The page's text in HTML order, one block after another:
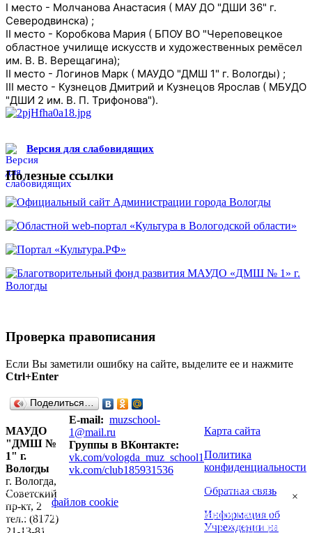
I место - Молчанова Анастасия ( МАУ ДО "ДШИ 36" г.
Северодвинска) ;
II место - Коробкова Мария ( БПОУ ВО "Череповецкое
областное училище искусств и художественных ремёсел
им. В. В. Верещагина);
II место - Логинов Марк ( МАУДО "ДМШ 1" г. Вологды) ;
III место - Кузнецов Дмитрий и Кузнецов Ярослав ( МБУДО
"ДШИ 2 им. В. П. Трифонова").
Версия для слабовидящих
Полезные ссылки
Проверка правописания
Если Вы заметили ошибку на сайте, выделите ее и нажмите
Ctrl+Enter
Поделиться…
МАУДО
"ДМШ №
1" г.
Вологды
г. Вологда,
Советский
пр-кт, 2
тел.: (8172)
E-mail: muzschool-
1@mail.ru
Группы в ВКонтакте:
vk.com/vologda_muz_school1
vk.com/club185931536
Карта сайта
Политика
конфиденциальности
Обратная связь
Информация об
Учреждении на
Продолжая использовать наш сайт, вы даете согласие на
обработку файлов cookie , пользовательских данных (сведения о
местоположении; тип и версия ОС; тип и версия Браузера; тип
устройства и разрешение его экрана; источник откуда пришел на
×